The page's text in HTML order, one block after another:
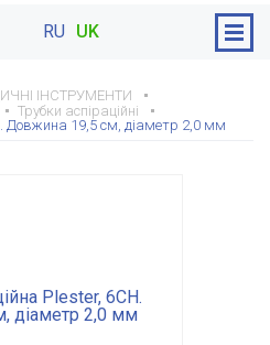
RU UK
ІНСТРУМЕНТИ
Трубки аспіраційні
Довжина 19,5 см, діаметр 2,0 мм